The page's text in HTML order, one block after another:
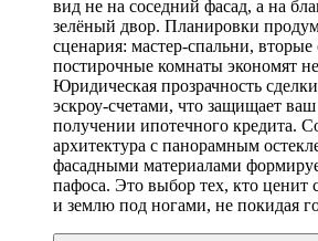
вид не на соседний фасад, а на
зелёный двор. Планировки
сценария: мастер-спальни, вторые
постирочные комнаты экономят
Юридическая прозрачность
эскроу-счетами, что защищает
получении ипотечного кредита.
архитектура с панорамным
фасадными материалами
пафоса. Это выбор тех, кто ценит
и землю под ногами, не покидая